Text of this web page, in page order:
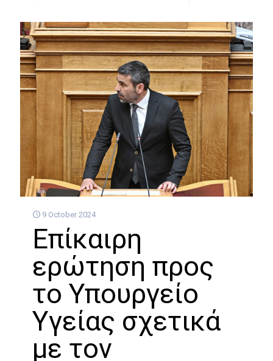
9 October 2024
Επίκαιρη
ερώτηση προς
το Υπουργείο
Υγείας σχετικά
με τον